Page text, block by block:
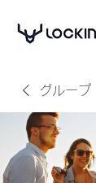
グループ